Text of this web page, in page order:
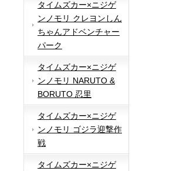
タイムズカー×ニジゲ
ンノモリ クレヨンしん
ちゃんアドベンチャー
パーク
タイムズカー×ニジゲ
ンノモリ NARUTO &
BORUTO 忍里
タイムズカー×ニジゲ
ンノモリ ゴジラ迎撃作
戦
タイムズカー×ニジゲ